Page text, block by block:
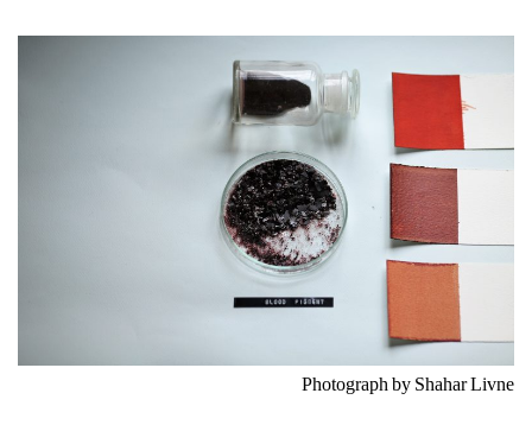
Photograph by Shahar Livne